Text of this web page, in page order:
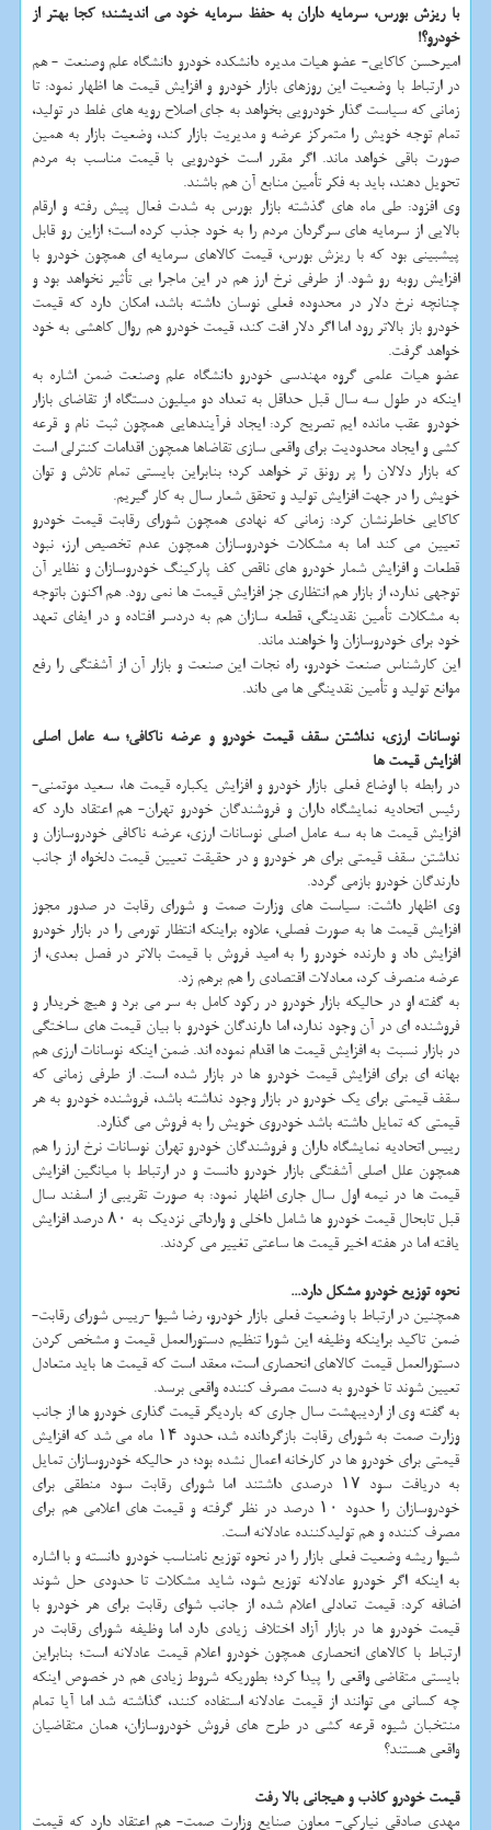
با ریزش بورس، سرمایه داران به حفظ سرمایه خود می اندیشند؛ کجا بهتر از
خودرو؟!
امیرحسن کاکایی- عضو هیات مدیره دانشکده خودرو دانشگاه علم وصنعت - هم
در ارتباط با وضعیت این روزهای بازار خودرو و افزایش قیمت ها اظهار نمود: تا
زمانی که سیاست گذار خودرویی بخواهد به جای اصلاح رویه های غلط در تولید،
تمام توجه خویش را متمرکز عرضه و مدیریت بازار کند، وضعیت بازار به همین
صورت باقی خواهد ماند. اگر مقرر است خودرویی با قیمت مناسب به مردم
تحویل دهند، باید به فکر تأمین منابع آن هم باشند.
وی افزود: طی ماه های گذشته بازار بورس به شدت فعال پیش رفته و ارقام
بالایی از سرمایه های سرگردان مردم را به خود جذب کرده است؛ ازاین رو قابل
پیشبینی بود که با ریزش بورس، قیمت کالاهای سرمایه ای همچون خودرو با
افزایش روبه رو شود. از طرفی نرخ ارز هم در این ماجرا بی تأثیر نخواهد بود و
چنانچه نرخ دلار در محدوده فعلی نوسان داشته باشد، امکان دارد که قیمت
خودرو باز بالاتر رود اما اگر دلار افت کند، قیمت خودرو هم روال کاهشی به خود
خواهد گرفت.
عضو هیات علمی گروه مهندسی خودرو دانشگاه علم وصنعت ضمن اشاره به
اینکه در طول سه سال قبل حداقل به تعداد دو میلیون دستگاه از تقاضای بازار
خودرو عقب مانده ایم تصریح کرد: ایجاد فرآیندهایی همچون ثبت نام و قرعه
کشی و ایجاد محدودیت برای واقعی سازی تقاضاها همچون اقدامات کنترلی است
که بازار دلالان را پر رونق تر خواهد کرد؛ بنابراین بایستی تمام تلاش و توان
خویش را در جهت افزایش تولید و تحقق شعار سال به کار گیریم.
کاکایی خاطرنشان کرد: زمانی که نهادی همچون شورای رقابت قیمت خودرو
تعیین می کند اما به مشکلات خودروسازان همچون عدم تخصیص ارز، نبود
قطعات و افزایش شمار خودرو های ناقص کف پارکینگ خودروسازان و نظایر آن
توجهی ندارد، از بازار هم انتظاری جز افزایش قیمت ها نمی رود. هم اکنون باتوجه
به مشکلات تأمین نقدینگی، قطعه سازان هم به دردسر افتاده و در ایفای تعهد
خود برای خودروسازان وا خواهند ماند.
این کارشناس صنعت خودرو، راه نجات این صنعت و بازار آن از آشفتگی را رفع
موانع تولید و تأمین نقدینگی ها می داند.
نوسانات ارزی، نداشتن سقف قیمت خودرو و عرضه ناکافی؛ سه عامل اصلی
افزایش قیمت ها
در رابطه با اوضاع فعلی بازار خودرو و افزایش یکباره قیمت ها، سعید موتمنی-
رئیس اتحادیه نمایشگاه داران و فروشندگان خودرو تهران- هم اعتقاد دارد که
افزایش قیمت ها به سه عامل اصلی نوسانات ارزی، عرضه ناکافی خودروسازان و
نداشتن سقف قیمتی برای هر خودرو و در حقیقت تعیین قیمت دلخواه از جانب
دارندگان خودرو بازمی گردد.
وی اظهار داشت: سیاست های وزارت صمت و شورای رقابت در صدور مجوز
افزایش قیمت ها به صورت فصلی، علاوه براینکه انتظار تورمی را در بازار خودرو
افزایش داد و دارنده خودرو را به امید فروش با قیمت بالاتر در فصل بعدی، از
عرضه منصرف کرد، معادلات اقتصادی را هم برهم زد.
به گفته او در حالیکه بازار خودرو در رکود کامل به سر می برد و هیچ خریدار و
فروشنده ای در آن وجود ندارد، اما دارندگان خودرو با بیان قیمت های ساختگی
در بازار نسبت به افزایش قیمت ها اقدام نموده اند. ضمن اینکه نوسانات ارزی هم
بهانه ای برای افزایش قیمت خودرو ها در بازار شده است. از طرفی زمانی که
سقف قیمتی برای یک خودرو در بازار وجود نداشته باشد، فروشنده خودرو به هر
قیمتی که تمایل داشته باشد خودروی خویش را به فروش می گذارد.
رییس اتحادیه نمایشگاه داران و فروشندگان خودرو تهران نوسانات نرخ ارز را هم
همچون علل اصلی آشفتگی بازار خودرو دانست و در ارتباط با میانگین افزایش
قیمت ها در نیمه اول سال جاری اظهار نمود: به صورت تقریبی از اسفند سال
قبل تابحال قیمت خودرو ها شامل داخلی و وارداتی نزدیک به ۸۰ درصد افزایش
یافته اما در هفته اخیر قیمت ها ساعتی تغییر می کردند.
نحوه توزیع خودرو مشکل دارد...
همچنین در ارتباط با وضعیت فعلی بازار خودرو، رضا شیوا -رییس شورای رقابت-
ضمن تاکید براینکه وظیفه این شورا تنظیم دستورالعمل قیمت و مشخص کردن
دستورالعمل قیمت کالاهای انحصاری است، معقد است که قیمت ها باید متعادل
تعیین شوند تا خودرو به دست مصرف کننده واقعی برسد.
به گفته وی از اردیبهشت سال جاری که باردیگر قیمت گذاری خودرو ها از جانب
وزارت صمت به شورای رقابت بازگردانده شد، حدود ۱۴ ماه می شد که افزایش
قیمتی برای خودرو ها در کارخانه اعمال نشده بود؛ در حالیکه خودروسازان تمایل
به دریافت سود ۱۷ درصدی داشتند اما شورای رقابت سود منطقی برای
خودروسازان را حدود ۱۰ درصد در نظر گرفته و قیمت های اعلامی هم برای
مصرف کننده و هم تولیدکننده عادلانه است.
شیوا ریشه وضعیت فعلی بازار را در نحوه توزیع نامناسب خودرو دانسته و با اشاره
به اینکه اگر خودرو عادلانه توزیع شود، شاید مشکلات تا حدودی حل شوند
اضافه کرد: قیمت تعادلی اعلام شده از جانب شوای رقابت برای هر خودرو با
قیمت خودرو ها در بازار آزاد اختلاف زیادی دارد اما وظیفه شورای رقابت در
ارتباط با کالاهای انحصاری همچون خودرو اعلام قیمت عادلانه است؛ بنابراین
بایستی متقاضی واقعی را پیدا کرد؛ بطوریکه شروط زیادی هم در خصوص اینکه
چه کسانی می توانند از قیمت عادلانه استفاده کنند، گذاشته شد اما آیا تمام
منتخبان شیوه قرعه کشی در طرح های فروش خودروسازان، همان متقاضیان
واقعی هستند؟
قیمت خودرو کاذب و هیجانی بالا رفت
مهدی صادقی نیارکی- معاون صنایع وزارت صمت- هم اعتقاد دارد که قیمت